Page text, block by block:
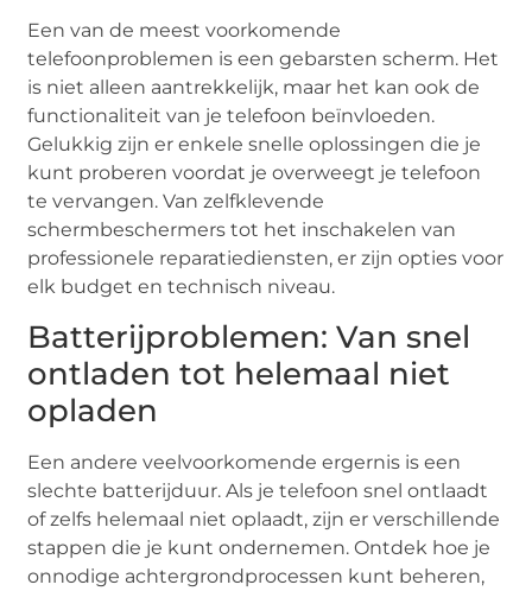
Een van de meest voorkomende
telefoonproblemen is een gebarsten scherm. Het
is niet alleen aantrekkelijk, maar het kan ook de
functionaliteit van je telefoon beïnvloeden.
Gelukkig zijn er enkele snelle oplossingen die je
kunt proberen voordat je overweegt je telefoon
te vervangen. Van zelfklevende
schermbeschermers tot het inschakelen van
professionele reparatiediensten, er zijn opties voor
elk budget en technisch niveau.
Batterijproblemen: Van snel
ontladen tot helemaal niet
opladen
Een andere veelvoorkomende ergernis is een
slechte batterijduur. Als je telefoon snel ontlaadt
of zelfs helemaal niet oplaadt, zijn er verschillende
stappen die je kunt ondernemen. Ontdek hoe je
onnodige achtergrondprocessen kunt beheren,